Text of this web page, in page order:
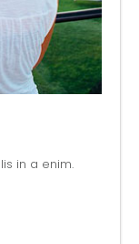
in a enim.